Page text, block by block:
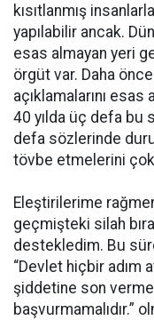
kısıtlanmış
yapılabilir ancak.
esas almayan yeri
örgüt var. Daha
açıklamalarını
40 yılda üç defa bu
defa sözlerinde
tövbe etmelerini
Eleştirilerime
geçmişteki silah
destekledim. Bu
“Devlet hiçbir adım
şiddetine son
başvurmamalıdır.”